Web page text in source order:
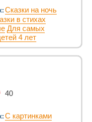
Сказки на ночь
в стихах
Для самых
4 лет
40
С картинками